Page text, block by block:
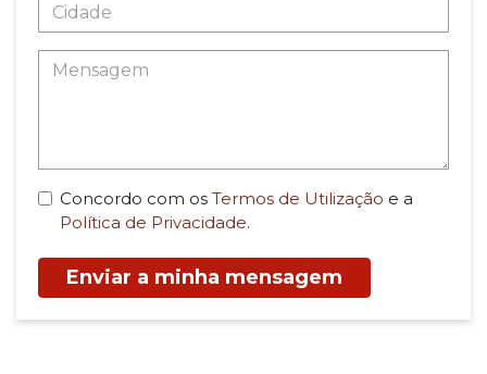
Concordo com os Termos de Utilização e a
Política de Privacidade.
Enviar a minha mensagem